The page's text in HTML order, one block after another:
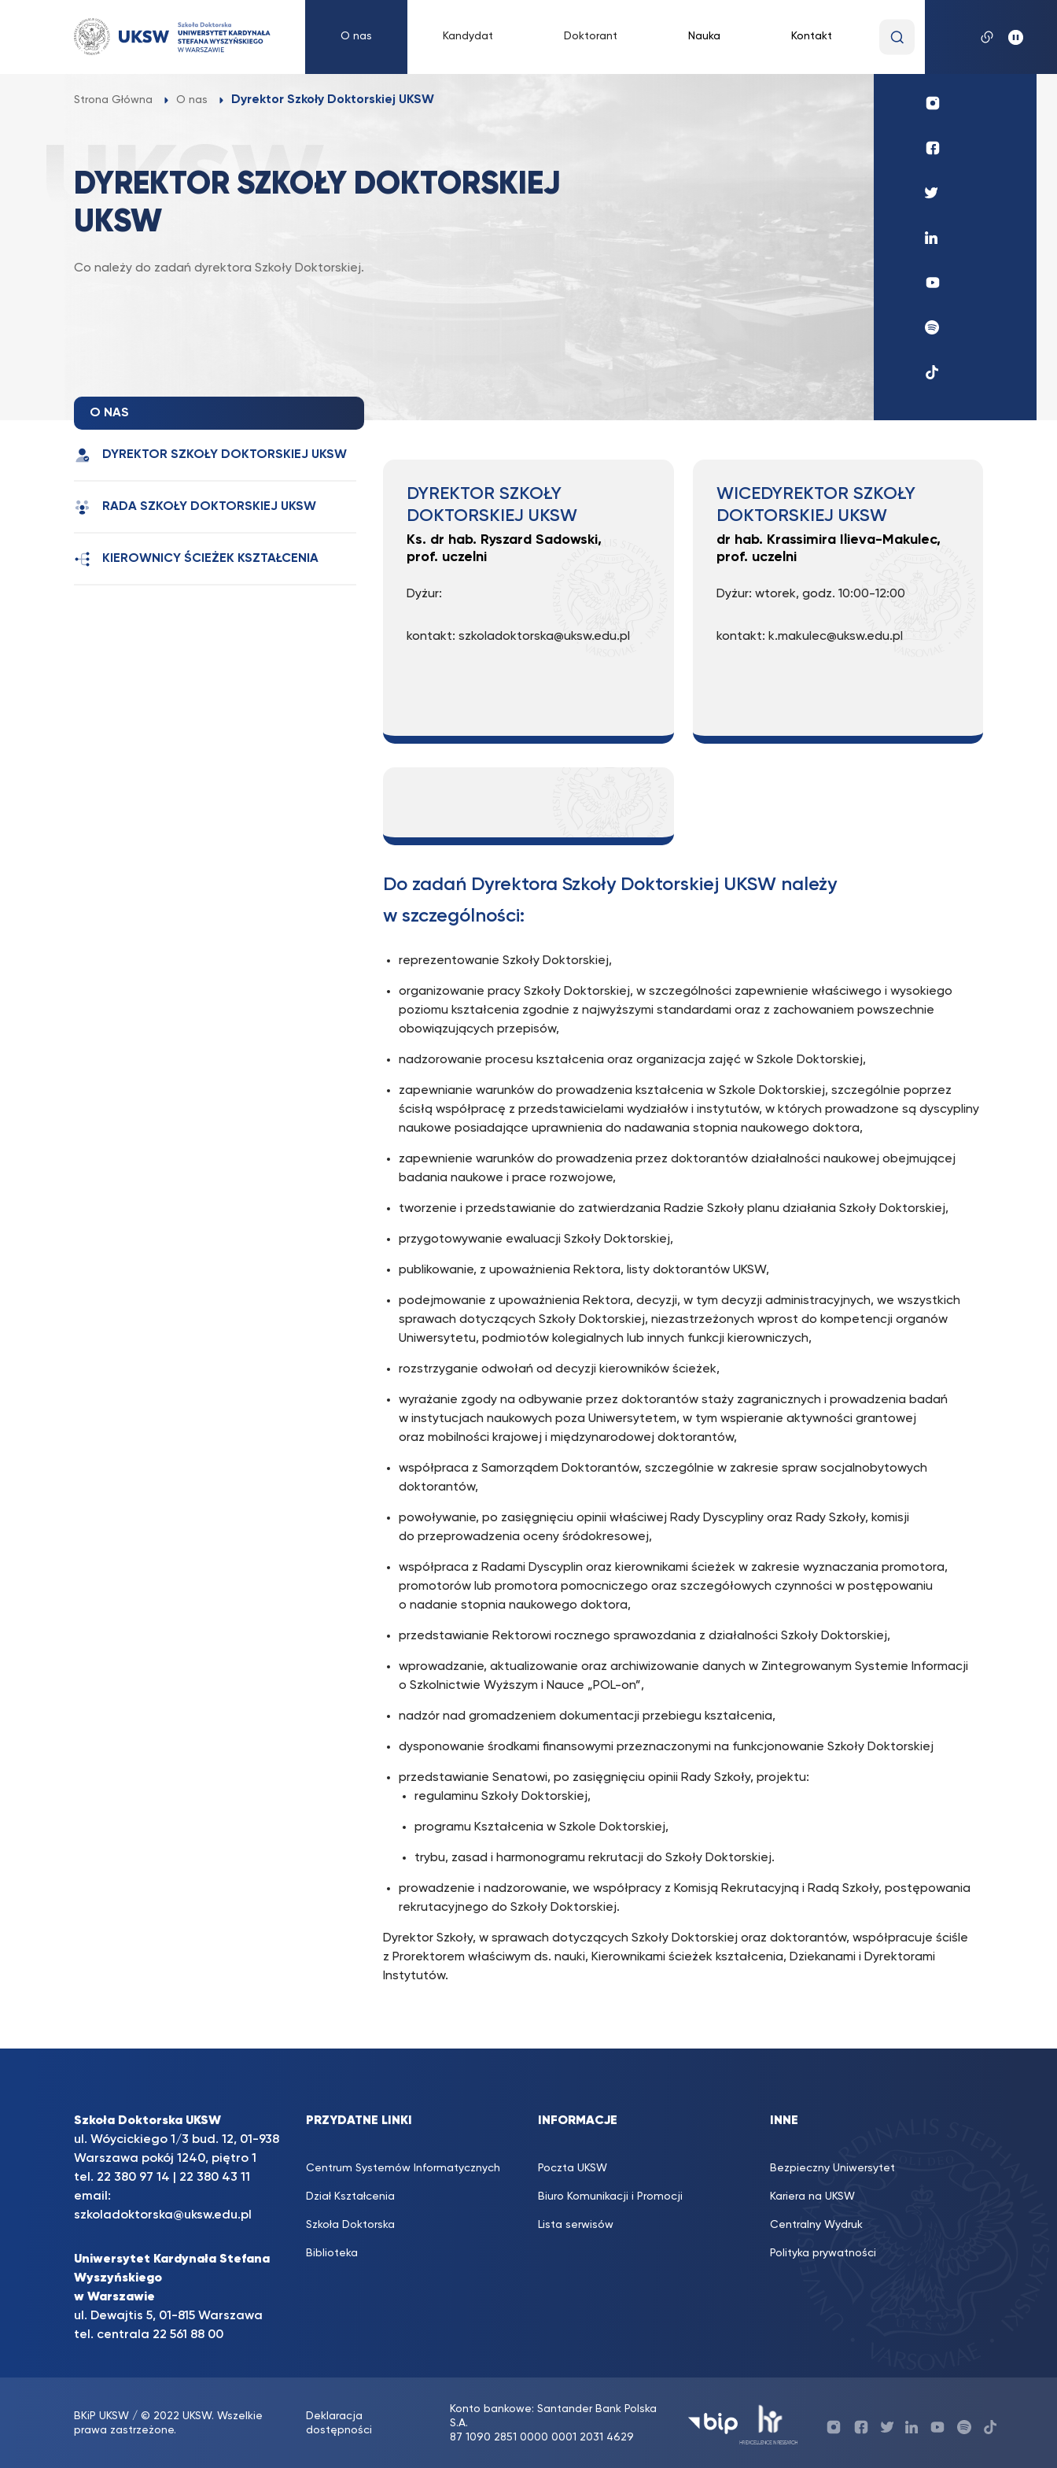
O nas Kandydat Doktorant Nauka Kontakt
wyszukiwaną
Strona Główna O nas Dyrektor Szkoły Doktorskiej UKSW
DYREKTOR SZKOŁY DOKTORSKIEJ
UKSW
Co należy do zadań dyrektora Szkoły Doktorskiej.
Profil
Profil
Profil
Profil
Linkedin
UKSW
UKSW
UKSW
O NAS
DYREKTOR SZKOŁY DOKTORSKIEJ UKSW
RADA SZKOŁY DOKTORSKIEJ UKSW
KIEROWNICY ŚCIEŻEK KSZTAŁCENIA
DYREKTOR SZKOŁY
DOKTORSKIEJ UKSW
Ks. dr hab. Ryszard Sadowski,
prof. uczelni
Dyżur:
kontakt: szkoladoktorska@uksw.edu.pl
WICEDYREKTOR SZKOŁY
DOKTORSKIEJ UKSW
dr hab. Krassimira Ilieva-Makulec,
prof. uczelni
Dyżur: wtorek, godz. 10:00-12:00
kontakt: k.makulec@uksw.edu.pl
Do zadań Dyrektora Szkoły Doktorskiej UKSW należy
w szczególności:
reprezentowanie Szkoły Doktorskiej,
organizowanie pracy Szkoły Doktorskiej, w szczególności zapewnienie właściwego i wysokiego
poziomu kształcenia zgodnie z najwyższymi standardami oraz z zachowaniem powszechnie
obowiązujących przepisów,
nadzorowanie procesu kształcenia oraz organizacja zajęć w Szkole Doktorskiej,
zapewnianie warunków do prowadzenia kształcenia w Szkole Doktorskiej, szczególnie poprzez
ścisłą współpracę z przedstawicielami wydziałów i instytutów, w których prowadzone są dyscypliny
naukowe posiadające uprawnienia do nadawania stopnia naukowego doktora,
zapewnienie warunków do prowadzenia przez doktorantów działalności naukowej obejmującej
badania naukowe i prace rozwojowe,
tworzenie i przedstawianie do zatwierdzania Radzie Szkoły planu działania Szkoły Doktorskiej,
przygotowywanie ewaluacji Szkoły Doktorskiej,
publikowanie, z upoważnienia Rektora, listy doktorantów UKSW,
podejmowanie z upoważnienia Rektora, decyzji, w tym decyzji administracyjnych, we wszystkich
sprawach dotyczących Szkoły Doktorskiej, niezastrzeżonych wprost do kompetencji organów
Uniwersytetu, podmiotów kolegialnych lub innych funkcji kierowniczych,
rozstrzyganie odwołań od decyzji kierowników ścieżek,
wyrażanie zgody na odbywanie przez doktorantów staży zagranicznych i prowadzenia badań
w instytucjach naukowych poza Uniwersytetem, w tym wspieranie aktywności grantowej
oraz mobilności krajowej i międzynarodowej doktorantów,
współpraca z Samorządem Doktorantów, szczególnie w zakresie spraw socjalnobytowych
doktorantów,
powoływanie, po zasięgnięciu opinii właściwej Rady Dyscypliny oraz Rady Szkoły, komisji
do przeprowadzenia oceny śródokresowej,
współpraca z Radami Dyscyplin oraz kierownikami ścieżek w zakresie wyznaczania promotora,
promotorów lub promotora pomocniczego oraz szczegółowych czynności w postępowaniu
o nadanie stopnia naukowego doktora,
przedstawianie Rektorowi rocznego sprawozdania z działalności Szkoły Doktorskiej,
wprowadzanie, aktualizowanie oraz archiwizowanie danych w Zintegrowanym Systemie Informacji
o Szkolnictwie Wyższym i Nauce „POL-on”,
nadzór nad gromadzeniem dokumentacji przebiegu kształcenia,
dysponowanie środkami finansowymi przeznaczonymi na funkcjonowanie Szkoły Doktorskiej
przedstawianie Senatowi, po zasięgnięciu opinii Rady Szkoły, projektu:
regulaminu Szkoły Doktorskiej,
programu Kształcenia w Szkole Doktorskiej,
trybu, zasad i harmonogramu rekrutacji do Szkoły Doktorskiej.
prowadzenie i nadzorowanie, we współpracy z Komisją Rekrutacyjną i Radą Szkoły, postępowania
rekrutacyjnego do Szkoły Doktorskiej.
Dyrektor Szkoły, w sprawach dotyczących Szkoły Doktorskiej oraz doktorantów, współpracuje ściśle
z Prorektorem właściwym ds. nauki, Kierownikami ścieżek kształcenia, Dziekanami i Dyrektorami
Instytutów.
Szkoła Doktorska UKSW
ul. Wóycickiego 1/3 bud. 12, 01-938
Warszawa pokój 1240, piętro 1
tel. 22 380 97 14
22 380 43 11
email:
szkoladoktorska@uksw.edu.pl
Uniwersytet Kardynała Stefana
Wyszyńskiego
w Warszawie
ul. Dewajtis 5, 01-815 Warszawa
tel. centrala 22 561 88 00
PRZYDATNE LINKI
Centrum Systemów Informatycznych
Dział Kształcenia
Szkoła Doktorska
Biblioteka
INFORMACJE
Poczta UKSW
Biuro Komunikacji i Promocji
Lista serwisów
INNE
Bezpieczny Uniwersytet
Kariera na UKSW
Centralny Wydruk
Polityka prywatności
BKiP UKSW / © 2022 UKSW. Wszelkie
prawa zastrzeżone.
Deklaracja
dostępności
Konto bankowe: Santander Bank Polska
S.A.
87 1090 2851 0000 0001 2031 4629
Profil ProfilProfilProfil UKSWProfilUKSW